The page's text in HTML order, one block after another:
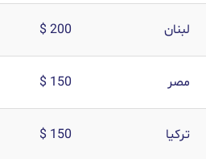
لبنان 200 $
مصر 150 $
تركيا 150 $